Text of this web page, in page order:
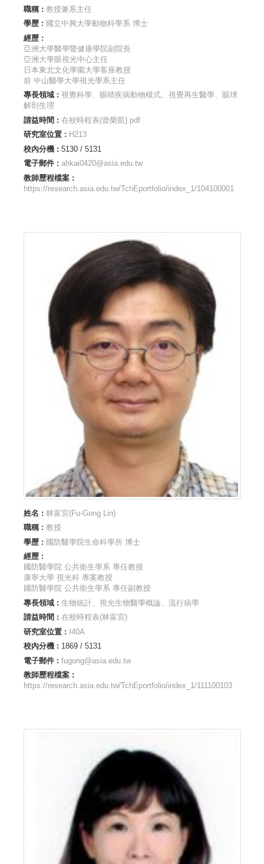
職稱 : 教授兼系主任
學歷 : 國立中興大學動物科學系 博士
經歷 :
亞洲大學醫學暨健康學院副院長
亞洲大學眼視光中心主任
日本東北文化學園大學客座教授
前 中山醫學大學視光學系主任
專長領域 : 視覺科學、眼睛疾病動物模式、視覺再生醫學、眼球
解剖生理
請益時間 : 在校時程表(曾榮凱).pdf
研究室位置 : H213
校內分機 : 5130 / 5131
電子郵件 : ahkai0420@asia.edu.tw
教師歷程檔案 :
https://research.asia.edu.tw/TchEportfolio/index_1/104100001
姓名 : 林富宮(Fu-Gong Lin)
職稱 : 教授
學歷 : 國防醫學院生命科學所 博士
經歷 :
國防醫學院 公共衛生學系 專任教授
康寧大學 視光科 專案教授
國防醫學院 公共衛生學系 專任副教授
專長領域 : 生物統計、視光生物醫學概論、流行病學
請益時間 : 在校時程表(林富宮)
研究室位置 : I40A
校內分機 : 1869 / 5131
電子郵件 : fugong@asia.edu.tw
教師歷程檔案 :
https://research.asia.edu.tw/TchEportfolio/index_1/111100103